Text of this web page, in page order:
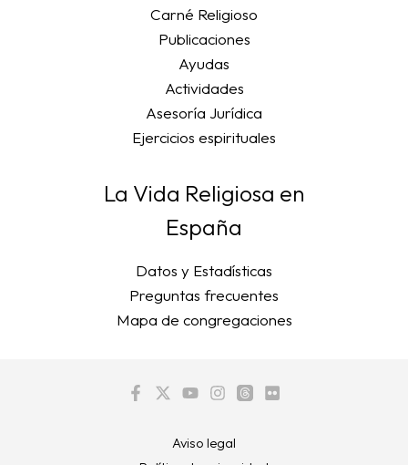
Carné Religioso
Publicaciones
Ayudas
Actividades
Asesoría Jurídica
Ejercicios espirituales
La Vida Religiosa en
España
Datos y Estadísticas
Preguntas frecuentes
Mapa de congregaciones
Aviso legal